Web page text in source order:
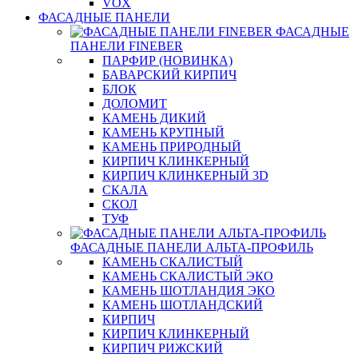
VOX
ФАСАДНЫЕ ПАНЕЛИ
ФАСАДНЫЕ
ПАНЕЛИ FINEBER
ПАРФИР (НОВИНКА)
БАВАРСКИЙ КИРПИЧ
БЛОК
ДОЛОМИТ
КАМЕНЬ ДИКИЙ
КАМЕНЬ КРУПНЫЙ
КАМЕНЬ ПРИРОДНЫЙ
КИРПИЧ КЛИНКЕРНЫЙ
КИРПИЧ КЛИНКЕРНЫЙ 3D
СКАЛА
СКОЛ
ТУФ
ФАСАДНЫЕ ПАНЕЛИ АЛЬТА-ПРОФИЛЬ
КАМЕНЬ СКАЛИСТЫЙ
КАМЕНЬ СКАЛИСТЫЙ ЭКО
КАМЕНЬ ШОТЛАНДИЯ ЭКО
КАМЕНЬ ШОТЛАНДСКИЙ
КИРПИЧ
КИРПИЧ КЛИНКЕРНЫЙ
КИРПИЧ РИЖСКИЙ